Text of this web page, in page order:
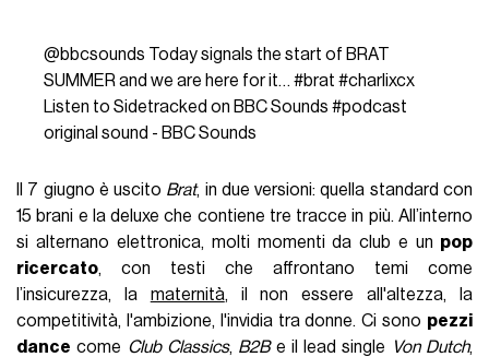
@bbcsounds Today signals the start of BRAT
SUMMER and we are here for it… #brat #charlixcx
Listen to Sidetracked on BBC Sounds #podcast
original sound - BBC Sounds
Il 7 giugno è uscito Brat, in due versioni: quella standard con
15 brani e la deluxe che contiene tre tracce in più. All’interno
si alternano elettronica, molti momenti da club e un pop
ricercato, con testi che affrontano temi come
l’insicurezza, la maternità, il non essere all'altezza, la
competitività, l'ambizione, l'invidia tra donne. Ci sono pezzi
dance come Club Classics, B2Be il lead single Von Dutch,